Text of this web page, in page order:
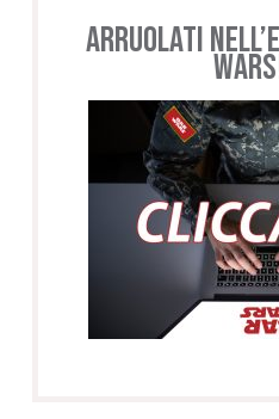
Arruolati